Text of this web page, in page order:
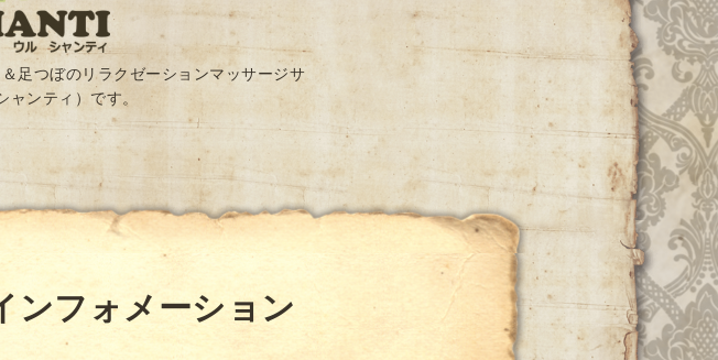
足つぼのリラクゼーションマッサージサ
ャンティ）です。
ンフォメーション